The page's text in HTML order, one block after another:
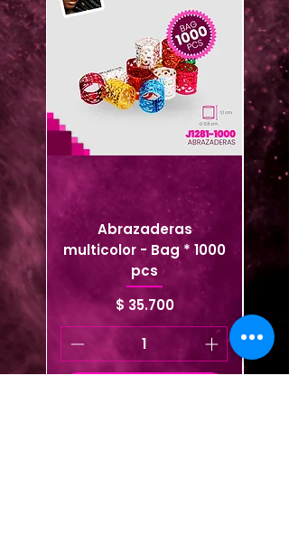
Abrazaderas
multicolor - Bag * 1000
pcs
Precio
$ 35.700